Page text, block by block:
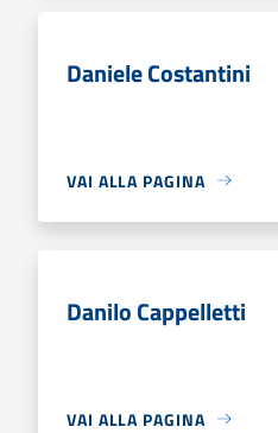
Daniele Costantini
VAI ALLA PAGINA
Danilo Cappelletti
VAI ALLA PAGINA